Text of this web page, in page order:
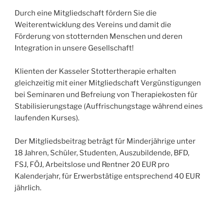
Durch eine Mitgliedschaft fördern Sie die
Weiterentwicklung des Vereins und damit die
Förderung von stotternden Menschen und deren
Integration in unsere Gesellschaft!
Klienten der Kasseler Stottertherapie erhalten
gleichzeitig mit einer Mitgliedschaft Vergünstigungen
bei Seminaren und Befreiung von Therapiekosten für
Stabilisierungstage (Auffrischungstage während eines
laufenden Kurses).
Der Mitgliedsbeitrag beträgt für Minderjährige unter
18 Jahren, Schüler, Studenten, Auszubildende, BFD,
FSJ, FÖJ, Arbeitslose und Rentner 20 EUR pro
Kalenderjahr, für Erwerbstätige entsprechend 40 EUR
jährlich.